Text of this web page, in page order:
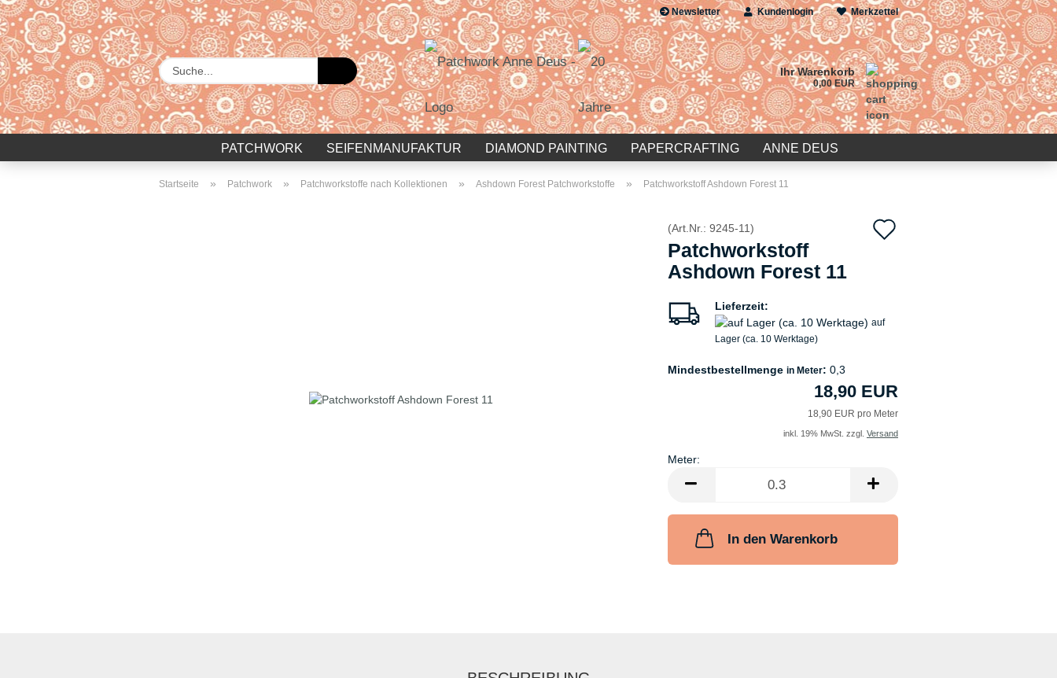
Newsletter Kundenlogin
E-Mail
Passwort
Konto erstellen
Passwort vergessen?
Merkzettel
Suche...
Ihr Warenkorb
0,00 EUR
PATCHWORK SEIFENMANUFAKTUR DIAMOND PAINTING PAPERCRAFTING ANNE DEUS
Startseite » Patchwork » Patchworkstoffe nach Kollektionen » Ashdown Forest Patchworkstoffe » Patchworkstoff Ashdown Forest 11
(Art.Nr.: 9245-11)
Patchworkstoff
Ashdown Forest 11
Lieferzeit:
auf
Lager (ca. 10 Werktage)
Mindestbestellmenge in Meter: 0,3
18,90 EUR
18,90 EUR pro Meter
inkl. 19% MwSt. zzgl. Versand
Meter:
Meter
In den Warenkorb